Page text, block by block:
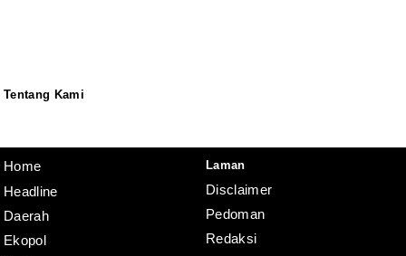
Tentang Kami
Home
Headline
Daerah
Ekopol
Laman
Disclaimer
Pedoman
Redaksi